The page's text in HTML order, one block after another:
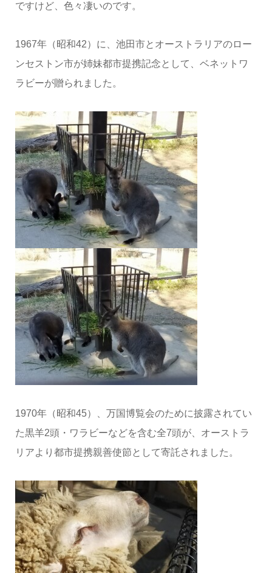
ですけど、色々凄いのです。
1967年（昭和42）に、池田市とオーストラリアのロー
ンセストン市が姉妹都市提携記念として、ベネットワ
ラビーが贈られました。
1970年（昭和45）、万国博覧会のために披露されてい
た黒羊2頭・ワラビーなどを含む全7頭が、オーストラ
リアより都市提携親善使節として寄託されました。